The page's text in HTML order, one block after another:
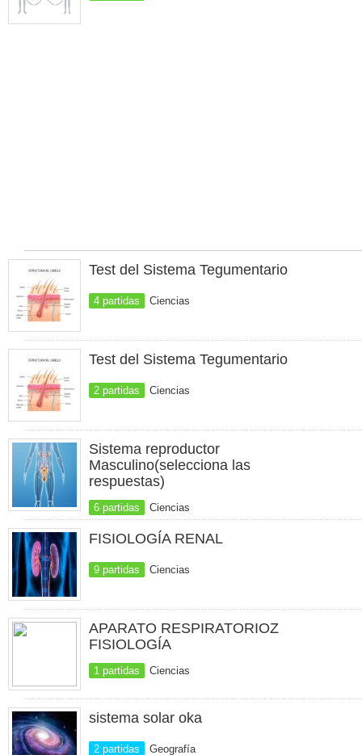
Test del Sistema Tegumentario
4 partidas Ciencias
Test del Sistema Tegumentario
2 partidas Ciencias
Sistema reproductor
Masculino(selecciona las
respuestas)
6 partidas Ciencias
FISIOLOGÍA RENAL
9 partidas Ciencias
APARATO RESPIRATORIOZ
FISIOLOGÍA
1 partidas Ciencias
sistema solar oka
2 partidas Geografía